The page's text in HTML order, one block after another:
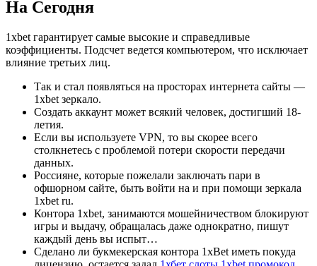
На Сегодня
1xbet гарантирует самые высокие и справедливые
коэффициенты. Подсчет ведется компьютером, что исключает
влияние третьих лиц.
Так и стал появляться на просторах интернета сайты —
1xbet зеркало.
Создать аккаунт может всякий человек, достигший 18-
летия.
Если вы используете VPN, то вы скорее всего
столкнетесь с проблемой потери скорости передачи
данных.
Россияне, которые пожелали заключать пари в
офшорном сайте, быть войти на и при помощи зеркала
1xbet ru.
Контора 1xbet, занимаются мошейничеством блокируют
игры и выдачу, обращалась даже однократно, пишут
каждый день вы испыт…
Сделано ли букмекерская контора 1xBet иметь покуда